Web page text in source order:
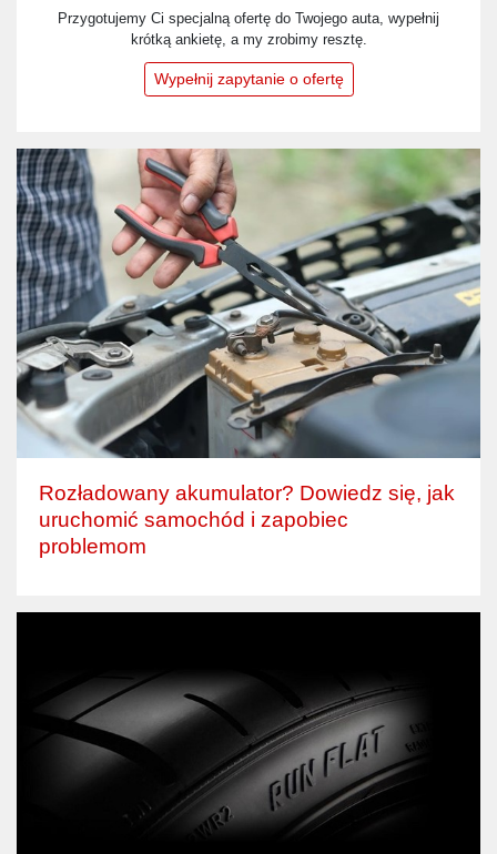
Przygotujemy Ci specjalną ofertę do Twojego auta, wypełnij
krótką ankietę, a my zrobimy resztę.
Wypełnij zapytanie o ofertę
Rozładowany akumulator? Dowiedz się, jak
uruchomić samochód i zapobiec
problemom